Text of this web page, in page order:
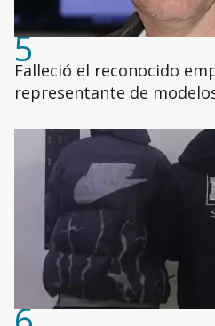
5
Falleció el reconocido
representante de